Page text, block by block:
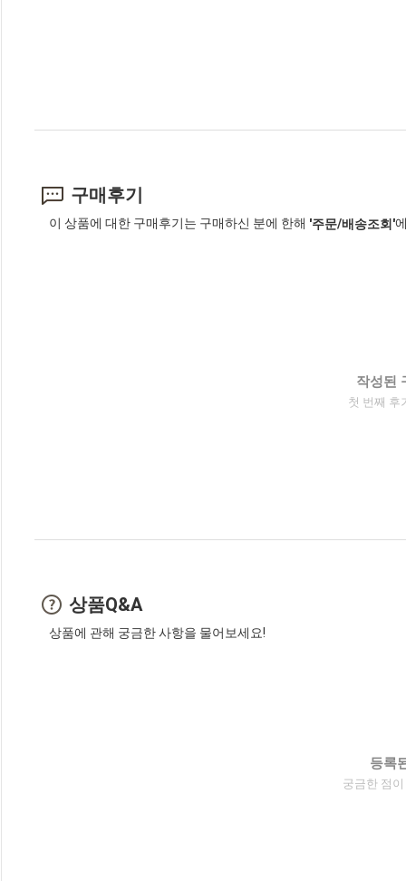
구매후기
이 상품에 대한 구매후기는 구매하신 분에 한해 '주문/배송조회'
작성된
첫 번째 후
상품Q&A
상품에 관해 궁금한 사항을 물어보세요!
등록
궁금한 점